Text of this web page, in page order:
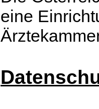
eine